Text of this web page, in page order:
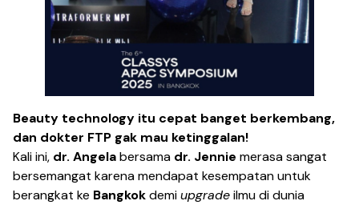
Beauty technology itu cepat banget berkembang,
dan dokter FTP gak mau ketinggalan!
Kali ini, dr. Angelabersama dr. Jennie merasa sangat
bersemangat karena mendapat kesempatan untuk
berangkat ke Bangkokdemiupgradeilmu di dunia